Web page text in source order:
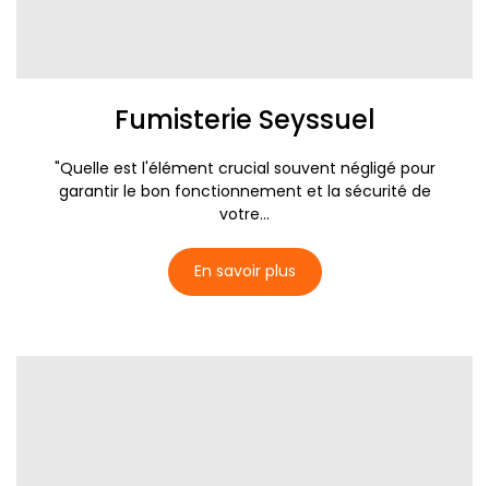
Fumisterie Seyssuel
"Quelle est l'élément crucial souvent négligé pour
garantir le bon fonctionnement et la sécurité de
votre...
En savoir plus